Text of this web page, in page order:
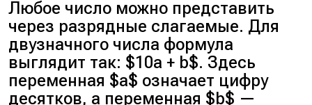
Любое число можно представить
через разрядные слагаемые. Для
двузначного числа формула
выглядит так: $10a + b$. Здесь
переменная $a$ означает цифру
десятков, а переменная $b$ —